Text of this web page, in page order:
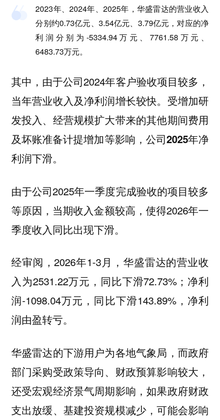
2023年、2024年、2025年，华盛雷达的营业收入
分别约0.73亿元、3.54亿元、3.79亿元，对应的净
利润分别为-5334.94万元、7761.58万元、
6483.73万元。
其中，由于公司2024年客户验收项目较多，
当年营业收入及净利润增长较快。受增加研
发投入、经营规模扩大带来的其他期间费用
及坏账准备计提增加等影响，公司2025年净
利润下滑。
由于公司2025年一季度完成验收的项目较多
等原因，当期收入金额较高，使得2026年一
季度收入同比出现下滑。
经审阅，2026年1-3月，华盛雷达的营业收
入为2531.22万元，同比下滑72.73%；净利
润-1098.04万元，同比下滑143.89%， 净利
润由盈转亏。
华盛雷达的下游用户为各地气象局，而政府
部门采购受政策导向、财政预算影响较大，
还受宏观经济景气周期影响，如果政府财政
支出放缓、基建投资规模减少，可能会影响